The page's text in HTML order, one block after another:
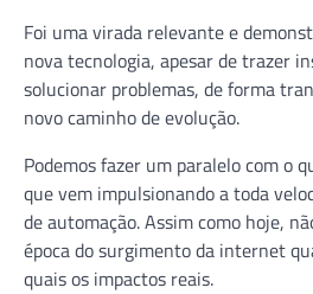
Foi uma virada relevante e
nova tecnologia, apesar de trazer
solucionar problemas, de forma
novo caminho de evolução.
Podemos fazer um paralelo com o
que vem impulsionando a toda
de automação. Assim como hoje,
época do surgimento da internet
quais os impactos reais.